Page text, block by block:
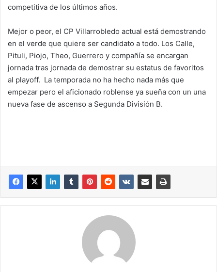
competitiva de los últimos años.
Mejor o peor, el CP Villarrobledo actual está demostrando
en el verde que quiere ser candidato a todo. Los Calle,
Pituli, Piojo, Theo, Guerrero y compañía se encargan
jornada tras jornada de demostrar su estatus de favoritos
al playoff. La temporada no ha hecho nada más que
empezar pero el aficionado roblense ya sueña con un una
nueva fase de ascenso a Segunda División B.